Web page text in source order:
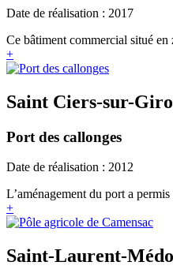
Date de réalisation : 2017
Ce bâtiment commercial situé en
+
Saint Ciers-sur-
Port des callonges
Date de réalisation : 2012
L’aménagement du port a
+
Saint-Laurent-